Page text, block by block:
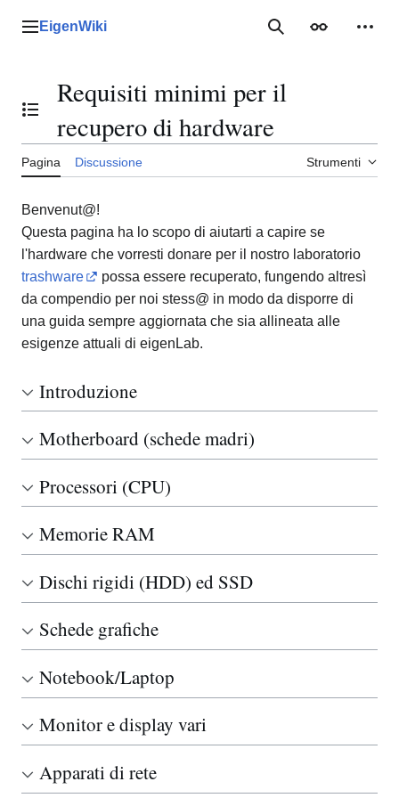
contenutoMenu principale
EigenWiki RicercaAspetto
Mostra/Nascondi l'indice
Requisiti minimi per il
recupero di hardware
Pagina Discussione Strumenti
Benvenut@!
Questa pagina ha lo scopo di aiutarti a capire se
l'hardware che vorresti donare per il nostro laboratorio
trashware
possa essere recuperato, fungendo altresì
da compendio per noi stess@ in modo da disporre di
una guida sempre aggiornata che sia allineata alle
esigenze attuali di eigenLab.
Introduzione
Motherboard (schede madri)
Processori (CPU)
Memorie RAM
Dischi rigidi (HDD) ed SSD
Schede grafiche
Notebook/Laptop
Monitor e display vari
Apparati di rete